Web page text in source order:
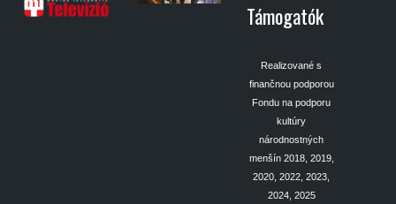
Támogatók
Realizované s
finančnou podporou
Fondu na podporu
kultúry
národnostných
menšín 2018, 2019,
2020, 2022, 2023,
2024, 2025